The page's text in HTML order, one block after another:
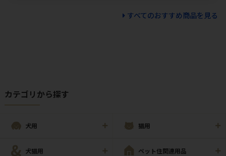
すべてのおすすめ商品を見る
カテゴリから探す
犬用 猫用
犬猫用 ペット住関連用品